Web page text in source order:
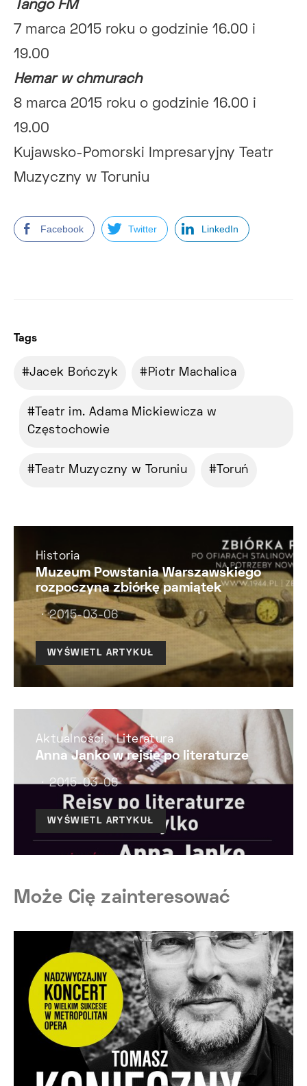
Tango FM
7 marca 2015 roku o godzinie 16.00 i
19.00
Hemar w chmurach
8 marca 2015 roku o godzinie 16.00 i
19.00
Kujawsko-Pomorski Impresaryjny Teatr
Muzyczny w Toruniu
Facebook Twitter LinkedIn
Tags
Jacek Bończyk Piotr Machalica
Teatr im. Adama Mickiewicza w
Częstochowie
Teatr Muzyczny w Toruniu Toruń
Historia
Muzeum Powstania Warszawskiego
rozpoczyna zbiórkę pamiątek
2015-03-06
WYŚWIETL ARTYKUŁ
Aktualności Literatura
Anna Janko w rejsie po literaturze
2015-03-06
WYŚWIETL ARTYKUŁ
Może Cię zainteresować